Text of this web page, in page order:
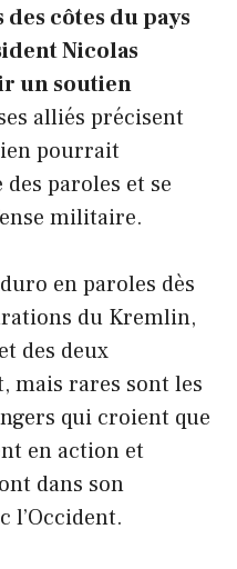
des côtes du pays
Nicolas
un soutien
alliés précisent
pourrait
paroles et se
militaire.
en paroles dès
du Kremlin,
des deux
mais rares sont les
qui croient que
en action et
dans son
l’Occident.